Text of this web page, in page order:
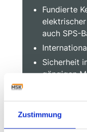
Zustimmung
Fundierte
auch SPS-
Sicherheit
gängigen
Fließende
und Schrift